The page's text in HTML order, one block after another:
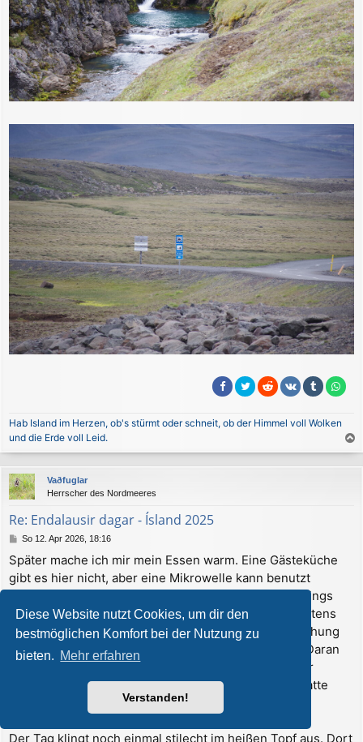
Diese Website nutzt Cookies, um dir den
bestmöglichen Komfort bei der Nutzung zu
bieten. Mehr erfahren
Verstanden!
Hab Island im Herzen, ob's stürmt oder schneit, ob der Himmel voll Wolken
und die Erde voll Leid.
a
c
Vaðfuglar
Herrscher des Nordmeeres
Re: Endalausir dagar - Ísland 2025
B
i
t
r
g
So 12. Apr 2026, 18:16
Später mache ich mir mein Essen warm. Eine Gästeküche
gibt es hier nicht, aber eine Mikrowelle kann benutzt
werden. Und man kann im Haus essen gehen. Allerdings
gibt es nur 1 oder 2 Gerichte. Und vegetarisch höchstens
nach Vorbestellung. Vielleicht muss man bei der Buchung
auch gleich angeben, ob man essen will oder nicht. Daran
erinnere ich mich nicht mehr. Steht aber alles auf der
Homepage. So wusste ich, was mich erwartet und hatte
gestern einfach mehr gekocht.
Der Tag klingt noch einmal stilecht im heißen Topf aus. Dort